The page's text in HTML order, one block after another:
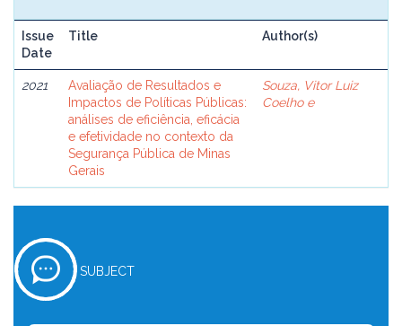
Issue
Date
Title Author(s)
2021
Avaliação de Resultados e
Impactos de Políticas Públicas:
análises de eficiência, eficácia
e efetividade no contexto da
Segurança Pública de Minas
Gerais
Souza, Vitor Luiz
Coelho e
SUBJECT